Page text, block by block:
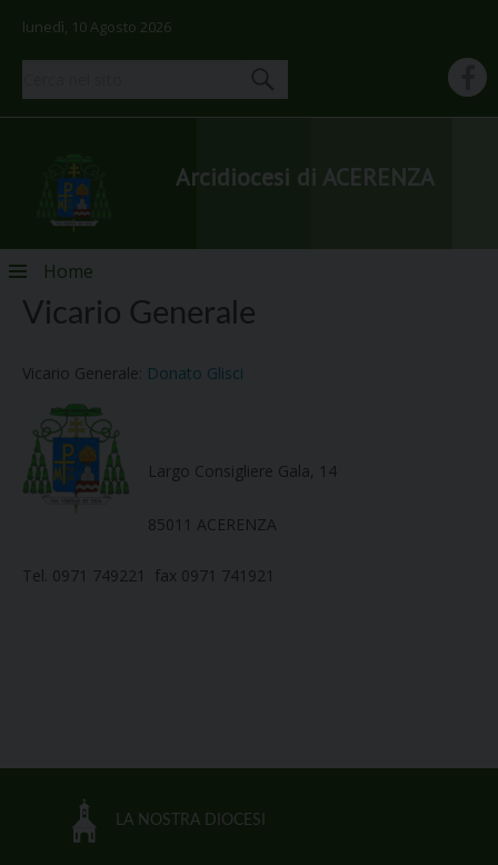
lunedì, 10 Agosto 2026
Arcidiocesi di ACERENZA
Skip
content
Home
Vicario Generale
Vicario Generale: Donato Glisci
Largo Consigliere Gala, 14
85011 ACERENZA
Tel. 0971 749221 fax 0971 741921
LA NOSTRA DIOCESI